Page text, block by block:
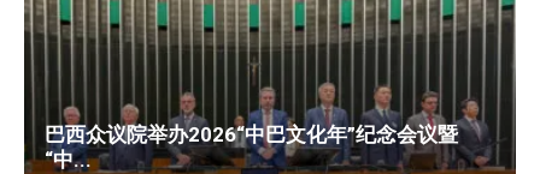
巴西众议院举办2026“中巴文化年”纪念会议暨
“中...